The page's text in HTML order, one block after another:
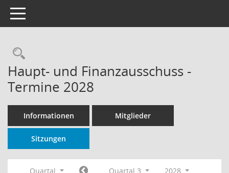
Toggle navigation
Rechercheauswahl
Haupt- und Finanzausschuss -
Termine 2028
Informationen Mitglieder
Sitzungen
Quartal Quartal 3
2028